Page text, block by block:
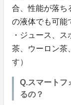
合、性能が落ち
の液体でも可能
・ジュース、
茶、ウーロン茶
す）
Q.スマートフ
るの？